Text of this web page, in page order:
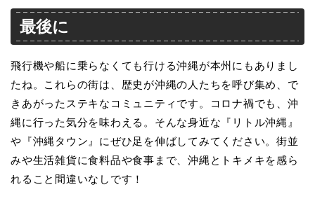
最後に
飛行機や船に乗らなくても行ける沖縄が本州にもありまし
たね。これらの街は、歴史が沖縄の人たちを呼び集め、で
きあがったステキなコミュニティです。コロナ禍でも、沖
縄に行った気分を味わえる。そんな身近な『リトル沖縄』
や『沖縄タウン』にぜひ足を伸ばしてみてください。街並
みや生活雑貨に食料品や食事まで、沖縄とトキメキを感ら
れること間違いなしです！